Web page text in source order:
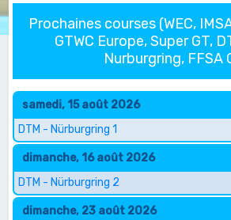
Prochaines courses (WEC,
GTWC Europe, Super GT,
Nurburgring, FFSA
samedi, 15 août 2026
DTM - Nürburgring 1
dimanche, 16 août 2026
DTM - Nürburgring 2
dimanche, 23 août 2026